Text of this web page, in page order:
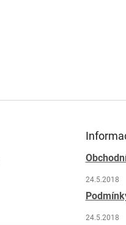
24.5.2018
24.5.2018